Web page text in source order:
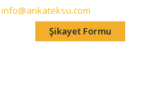
info@ankateksu.com
Şikayet Formu